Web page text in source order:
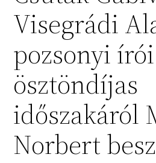
Visegrádi
pozsonyi írói
ösztöndíjas
időszakáról
Norbert